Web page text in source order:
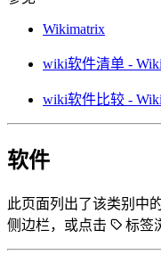
Wikimatrix
wiki软件清单 -
wiki软件比较 -
软件
此页面列出了该类别中
侧边栏，或点击
标签